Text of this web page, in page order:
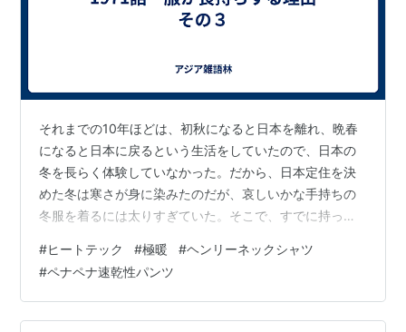
それまでの10年ほどは、初秋になると日本を離れ、晩春
になると日本に戻るという生活をしていたので、日本の
冬を長らく体験していなかった。だから、日本定住を決
めた冬は寒さが身に染みたのだが、哀しいかな手持ちの
冬服を着るには太りすぎていた。そこで、すでに持って
街を散歩していて、暖かそうな服を見つけると、「よ
し！」とついつい買ってしまい、冬服が一気に増えた。
寒さ恐怖症のせいだ。 ユニクロがヒートテックを出せば
すぐさま買い（2003年）、その後「極暖」、「超極暖」
#ヒートテック #極暖 #ヘンリーネックシャツ
#ペナペナ速乾性パンツ